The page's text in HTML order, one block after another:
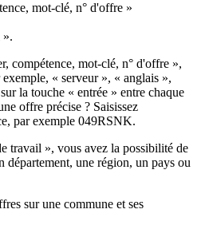
mot-clé, n° d'offre »
».
compétence, mot-clé, n° d'offre »,
« serveur », « anglais »,
la touche « entrée » entre chaque
offre précise ? Saisissez
par exemple 049RSNK.
travail », vous avez la possibilité de
département, une région, un pays ou
sur une commune et ses